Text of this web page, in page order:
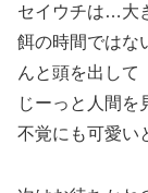
セイウチは…大
餌の時間ではな
んと頭を出して
じーっと人間を
不覚にも可愛い